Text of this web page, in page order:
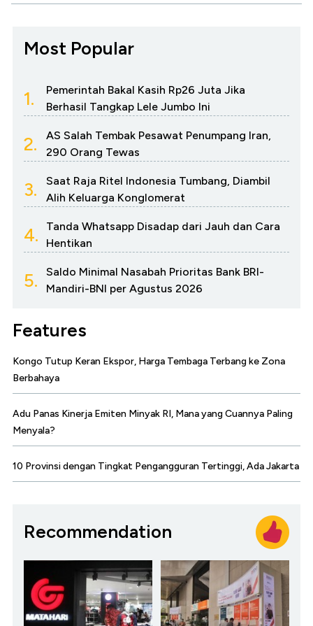
Most Popular
1.
Pemerintah Bakal Kasih Rp26 Juta Jika
Berhasil Tangkap Lele Jumbo Ini
2.
AS Salah Tembak Pesawat Penumpang Iran,
290 Orang Tewas
3.
Saat Raja Ritel Indonesia Tumbang, Diambil
Alih Keluarga Konglomerat
4.
Tanda Whatsapp Disadap dari Jauh dan Cara
Hentikan
5.
Saldo Minimal Nasabah Prioritas Bank BRI-
Mandiri-BNI per Agustus 2026
Features
Kongo Tutup Keran Ekspor, Harga Tembaga Terbang ke Zona
Berbahaya
Adu Panas Kinerja Emiten Minyak RI, Mana yang Cuannya Paling
Menyala?
10 Provinsi dengan Tingkat Pengangguran Tertinggi, Ada Jakarta
Recommendation